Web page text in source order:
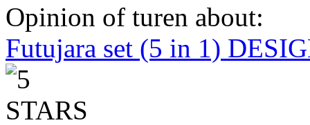
Opinion of turen about:
Futujara set (5 in 1)